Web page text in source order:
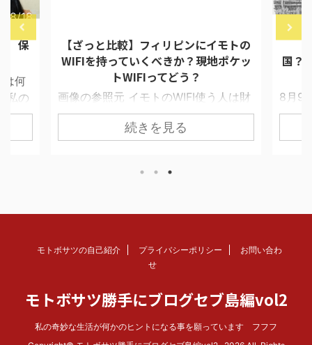
4/30
トの
は財
触す
い
【まとめ】フィリピンってどんな
国？ 10年間で体験した出来事を元に
一覧化
8月9月は日本の大学生の研修プログラ
ムが目白押し。 私にとっても大学生惑
星交流会や通訳等の仕事を頂ける嬉し
TPOに応じた多少のアレンジが必要か
く】フィリピンってどんな国？ ■若い
国 平均年齢23歳 （日本は47歳）
ドを抜いた） ■人口増加中（2014年7
続きを見る
【重
だが
近所
目を
Go。
身25
モトボサツの自己紹介 プライバシーポリシー
お問い合わ
せ
モトボサツ勝手にブログセブ島編vol2
私の奇妙な生活が何かのヒントになる事を願っています フフフ